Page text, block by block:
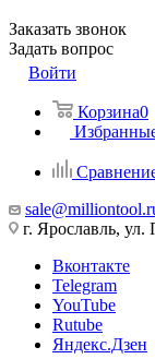
Заказать звонок
Задать вопрос
Войти
Корзина0
г. Ярославль,
Вконтакте
Telegram
YouTube
Rutube
Яндекс.Дзен